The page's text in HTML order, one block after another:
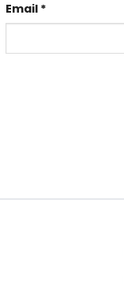
Email *